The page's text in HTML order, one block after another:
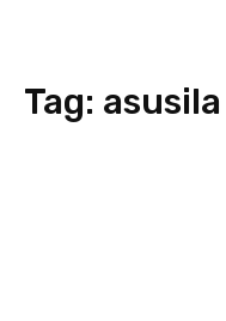
Tag: asusila